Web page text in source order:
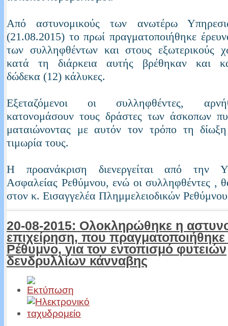
Από αστυνομικούς των ανωτέρω
(21.08.2015) το πρωί πραγματοποιήθηκε
των συλληφθέντων και στους εξωτερικούς
κατά τη διάρκεια αυτής βρέθηκαν και
δώδεκα (12) κάλυκες.
Εξεταζόμενοι οι συλληφθέντες,
κατονομάσουν τους δράστες των άσκοπων
ματαιώνοντας με αυτόν τον τρόπο τη
τιμωρία τους.
Η προανάκριση διενεργείται από την
Ασφαλείας Ρεθύμνου, ενώ οι συλληφθέντες ,
στον κ. Εισαγγελέα Πλημμελειοδικών
20-08-2015: Ολοκληρώθηκε η
επιχείρηση, που
Ρέθυμνο, για τον εντοπισμό φυτειών
δενδρυλλίων κάνναβης